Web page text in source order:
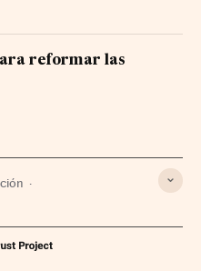
reformar las
Social